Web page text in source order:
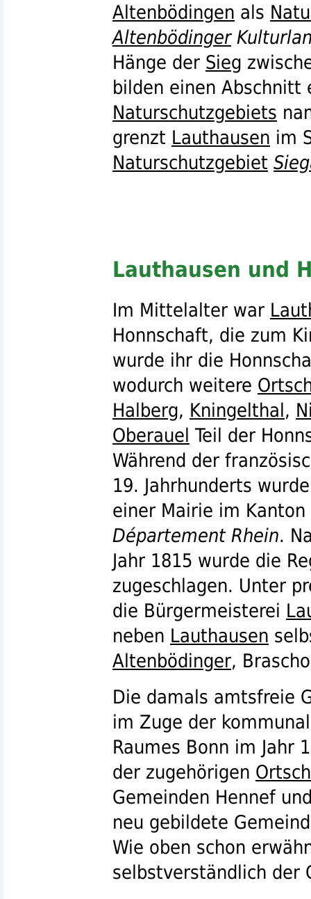
Altenbödingen als
Altenbödinger
Hänge der Sieg
bilden einen Abschnitt
Naturschutzgebiets
grenzt Lauthausen im
Naturschutzgebiet
Lauthausen und
Im Mittelalter war
Honnschaft, die zum
wurde ihr die
wodurch weitere
Halberg, Kningelthal,
Oberauel Teil der
Während der
19. Jahrhunderts
einer Mairie im Kanton
Département Rhein.
Jahr 1815 wurde die
zugeschlagen. Unter
die Bürgermeisterei
neben Lauthausen
Altenbödinger,
Die damals amtsfreie
im Zuge der
Raumes Bonn im Jahr
der zugehörigen
Gemeinden Hennef
neu gebildete
Wie oben schon
selbstverständlich der